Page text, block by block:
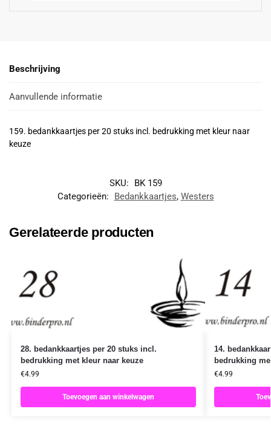
Beschrijving
Aanvullende informatie
159. bedankkaartjes per 20 stuks incl. bedrukking met kleur naar
keuze
SKU:
BK 159
Categorieën:
Bedankkaartjes, Westers
Gerelateerde producten
28. bedankkaartjes per 20 stuks incl.
bedrukking met kleur naar keuze
€4.99
Toevoegen aan winkelwagen
14.
bedrukking
€4.99